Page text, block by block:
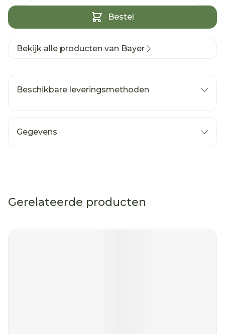
Bestel
Bekijk alle producten van Bayer
Beschikbare leveringsmethoden
Gegevens
Gerelateerde producten